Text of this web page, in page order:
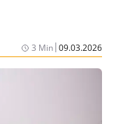
3 Min|09.03.2026